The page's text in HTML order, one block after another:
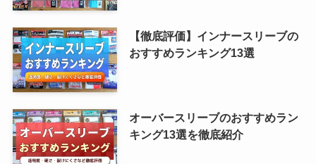
【徹底評価】インナースリーブの
おすすめランキング13選
オーバースリーブのおすすめラン
キング13選を徹底紹介